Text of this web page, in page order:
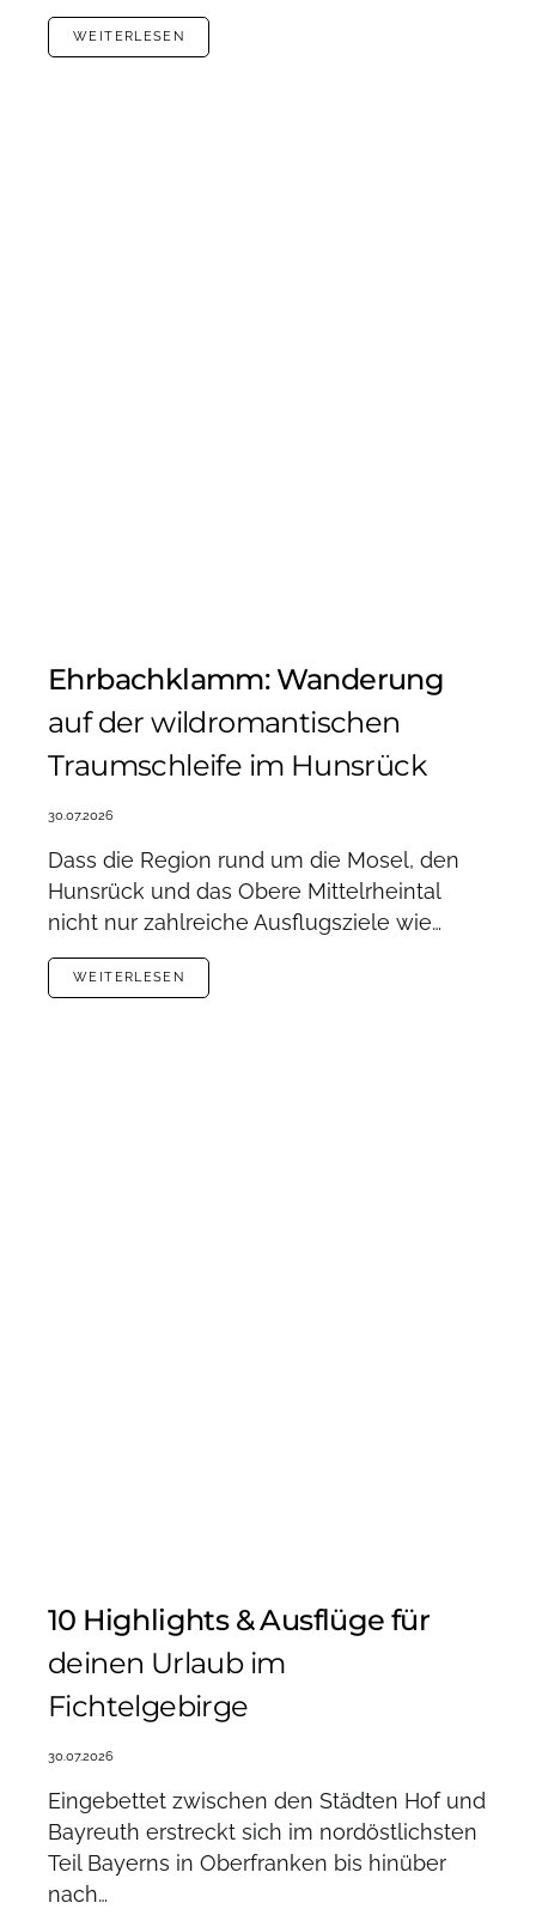
WEITERLESEN
Ehrbachklamm: Wanderung
auf der wildromantischen
Traumschleife im Hunsrück
30.07.2026
Dass die Region rund um die Mosel, den
Hunsrück und das Obere Mittelrheintal
nicht nur zahlreiche Ausflugsziele wie…
WEITERLESEN
10 Highlights & Ausflüge für
deinen Urlaub im
Fichtelgebirge
30.07.2026
Eingebettet zwischen den Städten Hof und
Bayreuth erstreckt sich im nordöstlichsten
Teil Bayerns in Oberfranken bis hinüber
nach…